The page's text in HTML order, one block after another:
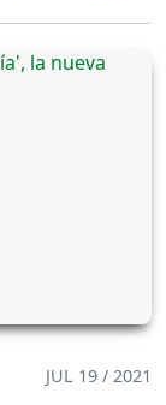
JUL 19 / 2021